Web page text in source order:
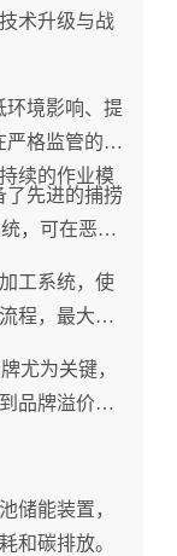
术升级与战
环境影响、提
严格监管的南
续的作业模
了先进的捕捞
，可在恶劣
工系统，使
程，最大程
尤为关键，
品牌溢价能
储能装置，
和碳排放。